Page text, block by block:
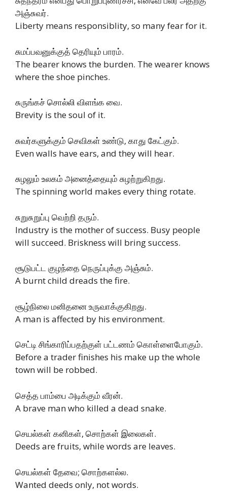
அஞ்சுவர்.
Liberty means responsiblity, so many fear for it.
சுமப்பவனுக்குத் தெரியும் பாரம்.
The bearer knows the burden. The wearer knows
where the shoe pinches.
சுருங்கச் சொல்லி விளங்க வை.
Brevity is the soul of it.
சுவர்களுக்கும் செவிகள் உண்டு, காது கேட்கும்.
Even walls have ears, and they will hear.
சுழலும் உலகம் அனைத்தையும் சுழற்றுகிறது.
The spinning world makes every thing rotate.
சுறுசுறுப்பு வெற்றி தரும்.
Industry is the mother of success. Busy people
will succeed. Briskness will bring success.
சூடுபட்ட குழந்தை நெருப்புக்கு அஞ்சும்.
A burnt child dreads the fire.
சூழ்நிலை மனிதனை உருவாக்குகிறது.
A man is affected by his environment.
செட்டி சிங்காரிப்பதற்குள் பட்டணம் கொள்ளைபோகும்.
Before a trader finishes his make up the whole
town will be robbed.
செத்த பாம்பை அடிக்கும் வீரன்.
A brave man who killed a dead snake.
செயல்கள் கனிகள், சொற்கள் இலைகள்.
Deeds are fruits, while words are leaves.
செயல்கள் தேவை; சொற்களல்ல.
Wanted deeds only, not words.